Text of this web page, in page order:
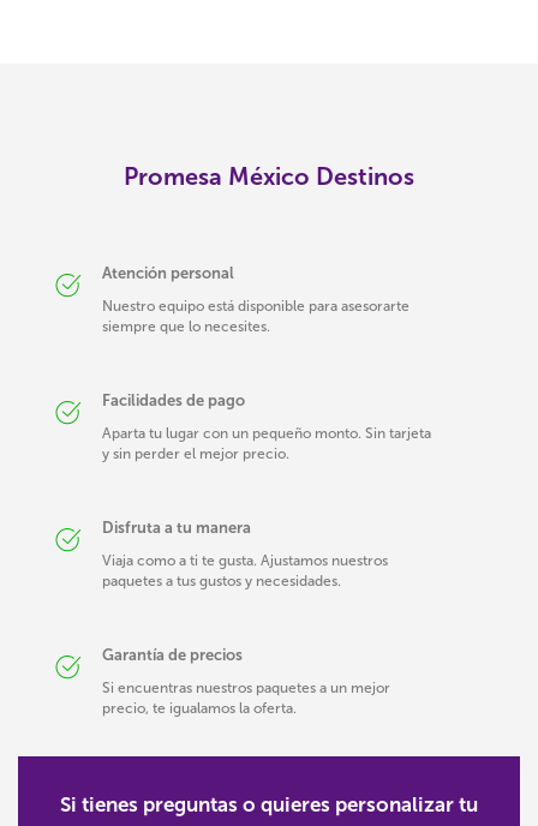
Promesa México Destinos
Atención personal
Nuestro equipo está disponible para asesorarte
siempre que lo necesites.
Facilidades de pago
Aparta tu lugar con un pequeño monto. Sin tarjeta
y sin perder el mejor precio.
Disfruta a tu manera
Viaja como a ti te gusta. Ajustamos nuestros
paquetes a tus gustos y necesidades.
Garantía de precios
Si encuentras nuestros paquetes a un mejor
precio, te igualamos la oferta.
Si tienes preguntas o quieres personalizar tu